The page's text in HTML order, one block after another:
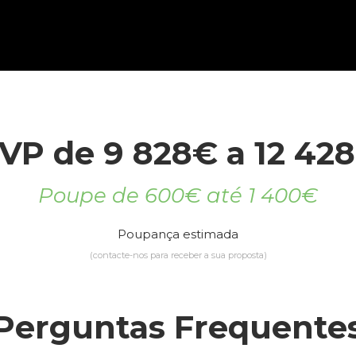
de 9 828€ a 12
Poupe de 600€ até 1 400€
Poupança estimada
(contacte-nos para receber a sua proposta)